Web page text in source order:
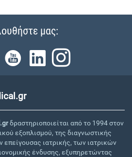
μας:
δραστηριοποιείται από το 1994 στον
εξοπλισμού, της διαγνωστικής
ιατρικής, των ιατρικών
ένδυσης, εξυπηρετώντας